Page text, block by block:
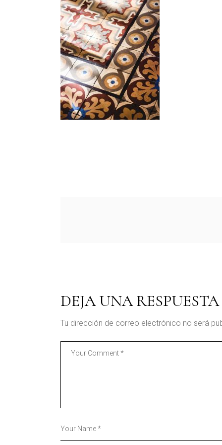
DEJA UNA RESPUESTA
Tu dirección de correo electrónico no será